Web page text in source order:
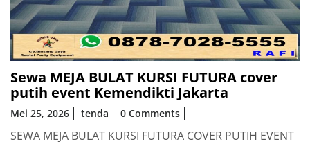
Sewa MEJA BULAT KURSI FUTURA cover
putih event Kemendikti Jakarta
Mei 25, 2026 tenda 0 Comments
SEWA MEJA BULAT KURSI FUTURA COVER PUTIH EVENT